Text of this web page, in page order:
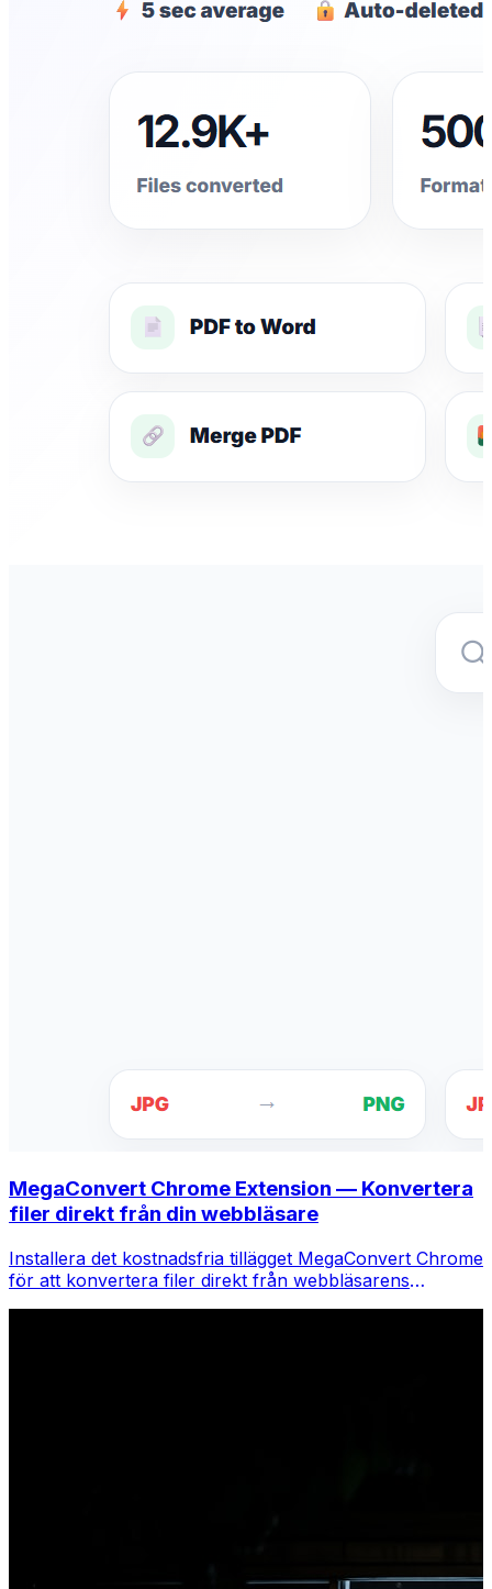
MegaConvert Chrome Extension — Konvertera
filer direkt från din webbläsare
Installera det kostnadsfria tillägget MegaConvert Chrome
för att konvertera filer direkt från webbläsarens